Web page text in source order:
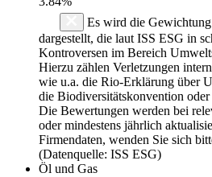
Es wird die
dargestellt, die laut ISS ESG in
Kontroversen im Bereich
Hierzu zählen Verletzungen
wie u.a. die Rio-Erklärung über
die Biodiversitätskonvention
Die Bewertungen werden bei
oder mindestens jährlich
Firmendaten, wenden Sie sich
(Datenquelle: ISS ESG)
Öl und Gas